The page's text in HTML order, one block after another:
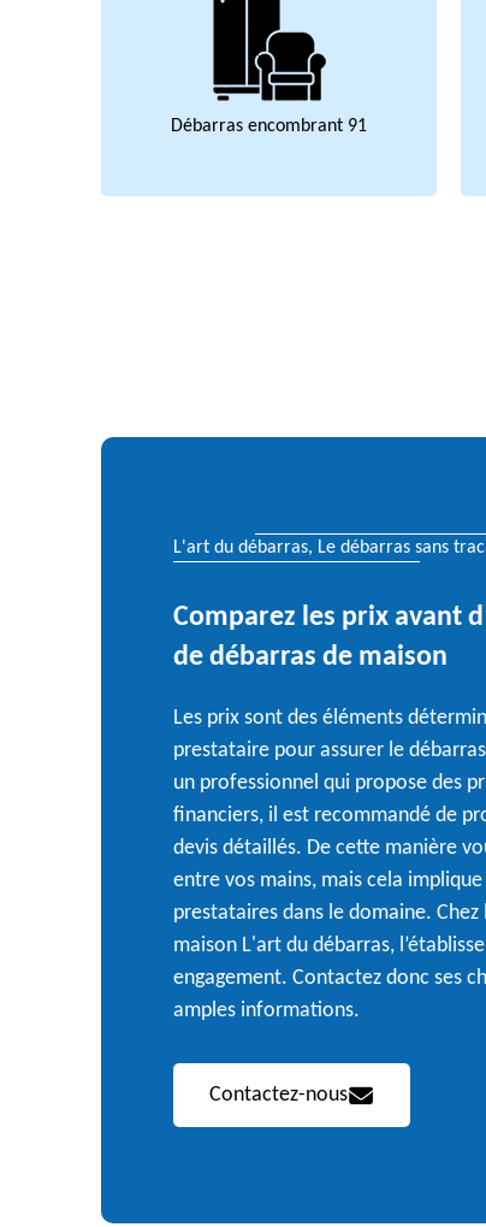
Débarras encombrant 91
L'art du débarras, Le débarras sans
Comparez les prix avant
de débarras de maison
Les prix sont des éléments
prestataire pour assurer le
un professionnel qui propose des
financiers, il est recommandé de
devis détaillés. De cette manière
entre vos mains, mais cela
prestataires dans le domaine. Chez
maison L'art du débarras,
engagement. Contactez donc ses
amples informations.
Contactez-nous